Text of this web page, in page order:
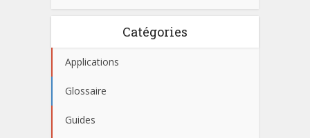
Catégories
Applications
Glossaire
Guides